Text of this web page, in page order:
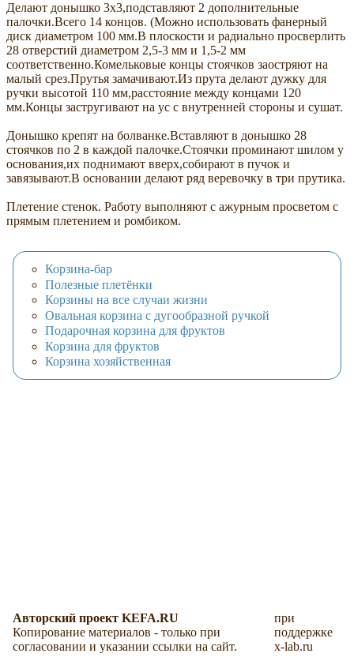
Делают донышко 3х3,подставляют 2 дополнительные
палочки.Всего 14 концов. (Можно использовать фанерный
диск диаметром 100 мм.В плоскости и радиально просверлить
28 отверстий диаметром 2,5-3 мм и 1,5-2 мм
соответственно.Комельковые концы стоячков заостряют на
малый срез.Прутья замачивают.Из прута делают дужку для
ручки высотой 110 мм,расстояние между концами 120
мм.Концы застругивают на ус с внутренней стороны и сушат.
Донышко крепят на болванке.Вставляют в донышко 28
стоячков по 2 в каждой палочке.Стоячки проминают шилом у
основания,их поднимают вверх,собирают в пучок и
завязывают.В основании делают ряд веревочку в три прутика.
Плетение стенок. Работу выполняют с ажурным просветом с
прямым плетением и ромбиком.
Корзина-бар
Полезные плетёнки
Корзины на все случаи жизни
Овальная корзина с дугообразной ручкой
Подарочная корзина для фруктов
Корзина для фруктов
Корзина хозяйственная
Авторский проект KEFA.RU
Копирование материалов - только при
согласовании и указании ссылки на сайт.
при
поддержке
x-lab.ru